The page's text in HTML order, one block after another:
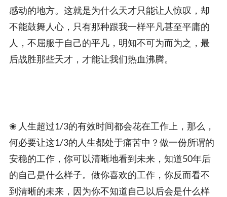
感动的地方。这就是为什么天才只能让人惊叹，却
不能鼓舞人心，只有那种跟我一样平凡甚至平庸的
人，不屈服于自己的平凡，明知不可为而为之，最
后战胜那些天才，才能让我们热血沸腾。
❀ 人生超过1/3的有效时间都会花在工作上，那么，
何必要让这1/3的人生都处于痛苦中？做一份所谓的
安稳的工作，你可以清晰地看到未来，知道50年后
的自己是什么样子。做你喜欢的工作，你反而看不
到清晰的未来，因为你不知道自己以后会是什么样